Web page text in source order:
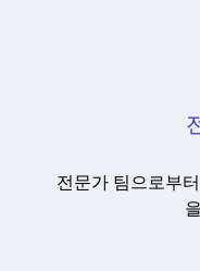
전문가 팀으로부